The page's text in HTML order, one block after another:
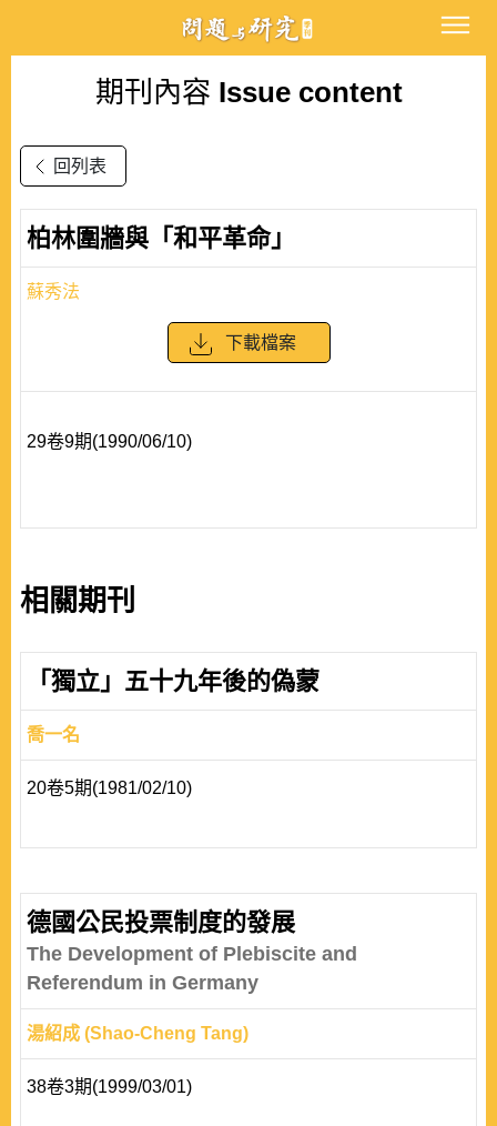
期刊內容 Issue content
回列表
柏林圍牆與「和平革命」
蘇秀法
下載檔案
29卷9期(1990/06/10)
相關期刊
「獨立」五十九年後的偽蒙
喬一名
20卷5期(1981/02/10)
德國公民投票制度的發展
The Development of Plebiscite and
Referendum in Germany
湯紹成 (Shao-Cheng Tang)
38卷3期(1999/03/01)